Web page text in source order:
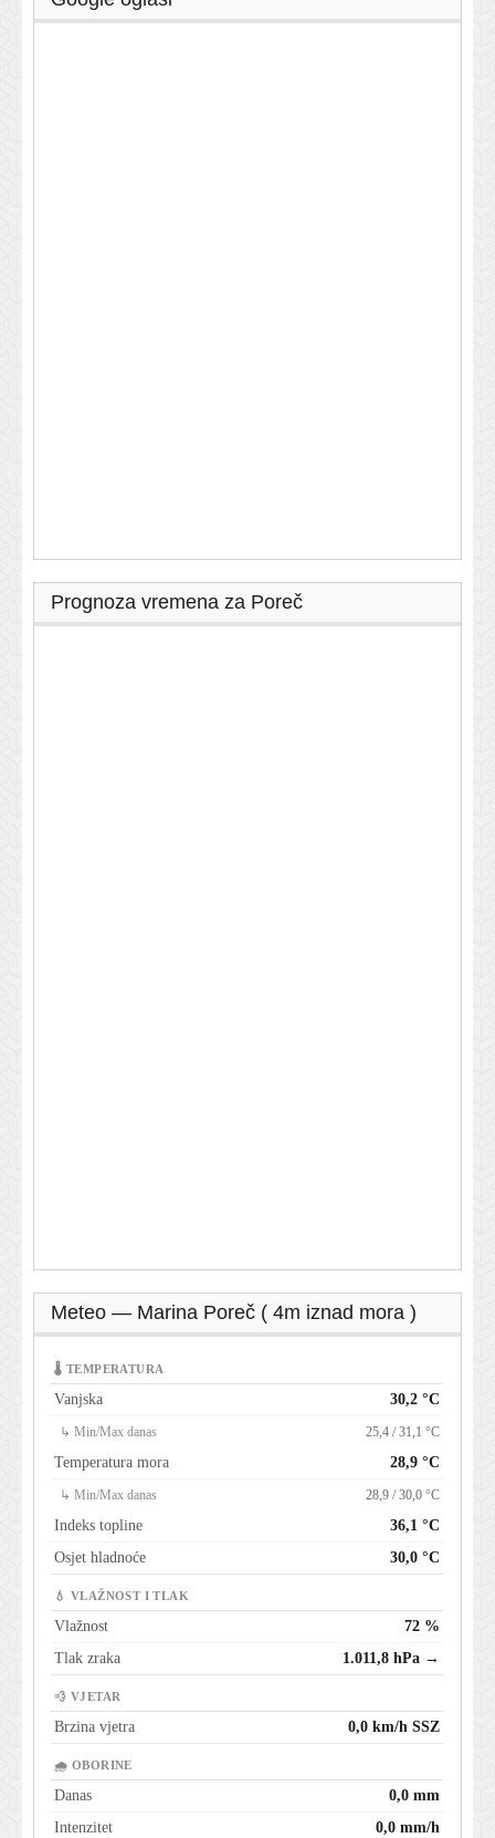
Prognoza vremena za Poreč
Meteo — Marina Poreč ( 4m iznad mora )
🌡 TEMPERATURA
Vanjska 30,2 °C
↳ Min/Max danas 25,4 / 31,1 °C
Temperatura mora 28,9 °C
↳ Min/Max danas 28,9 / 30,0 °C
Indeks topline
36,1 °C
Osjet hladnoće
30,0 °C
💧 VLAŽNOST I TLAK
Vlažnost
72 %
Tlak zraka
1.011,8 hPa →
💨 VJETAR
Brzina vjetra 0,0 km/h SSZ
🌧 OBORINE
Danas
0,0 mm
Intenzitet
0,0 mm/h